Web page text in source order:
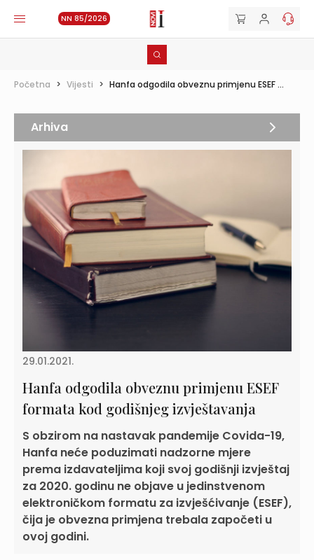
NN 85/2026
Početna > Vijesti > Hanfa odgodila obveznu primjenu ESEF ...
29.01.2021.
Hanfa odgodila obveznu primjenu ESEF
formata kod godišnjeg izvještavanja
S obzirom na nastavak pandemije Covida-19,
Hanfa neće poduzimati nadzorne mjere
prema izdavateljima koji svoj godišnji izvještaj
za 2020. godinu ne objave u jedinstvenom
elektroničkom formatu za izvješćivanje (ESEF),
čija je obvezna primjena trebala započeti u
ovoj godini.
Arhiva